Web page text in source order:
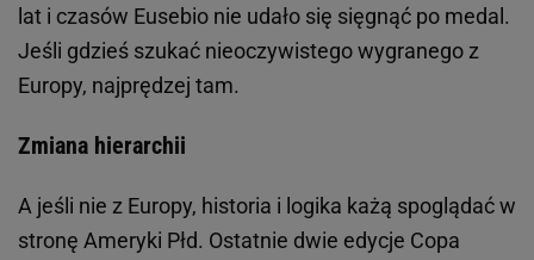
lat i czasów Eusebio nie udało się sięgnąć po medal.
Jeśli gdzieś szukać nieoczywistego wygranego z
Europy, najprędzej tam.
Zmiana hierarchii
A jeśli nie z Europy, historia i logika każą spoglądać w
stronę Ameryki Płd. Ostatnie dwie edycje Copa